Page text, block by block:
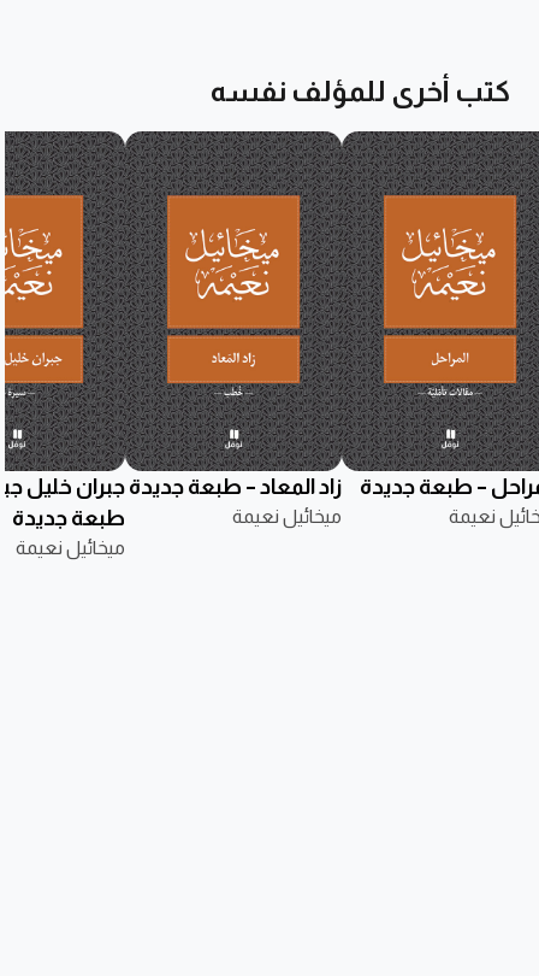
كتب أخرى للمؤلف نفسه
– طبعة جديدة
نعيمة
زاد المعاد – طبعة جديدة
ميخائيل نعيمة
جبران خليل
طبعة جديدة
ميخائيل نعيمة